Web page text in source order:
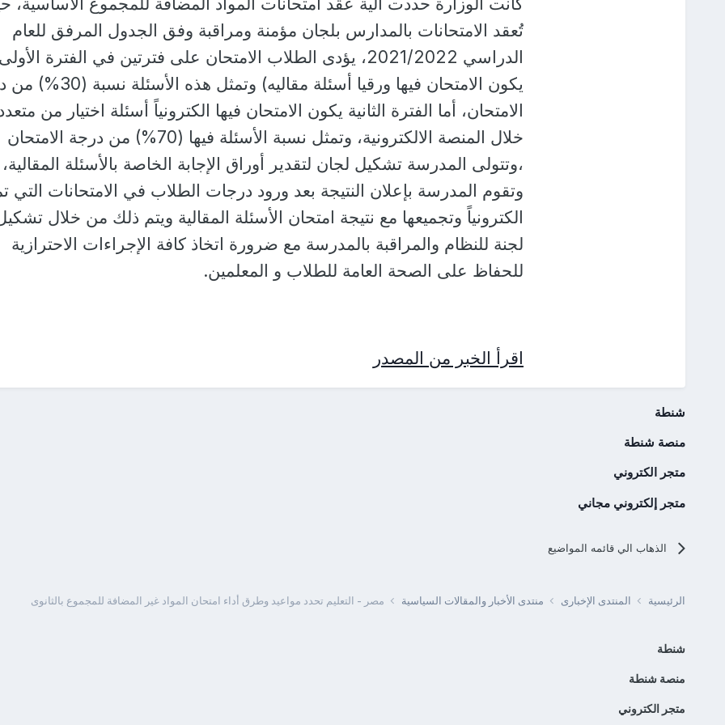
تُعقد الامتحانات بالمدارس بلجان مؤمنة ومراقبة وفق الجدول المرفق للعام
الدراسي 2021/2022، يؤدى الطلاب الامتحان على فترتين في الفترة الأولى
يكون الامتحان فيها ورقيا أسئلة مقاليه) وتمثل
الامتحان، أما الفترة الثانية يكون الامتحان فيها الكترونياً أسئلة اختيار من
خلال المنصة الالكترونية، وتمثل نسبة الأسئلة فيها (70%) من درجة الامتحان
،وتتولى المدرسة تشكيل لجان لتقدير أوراق الإجابة الخاصة بالأسئلة المقالية،
وتقوم المدرسة بإعلان النتيجة بعد ورود درجات الطلاب في الامتحانات التي
الكترونياً وتجميعها مع نتيجة امتحان الأسئلة المقالية ويتم ذلك من خلال
لجنة للنظام والمراقبة بالمدرسة مع ضرورة اتخاذ كافة الإجراءات الاحترازية
للحفاظ على الصحة العامة للطلاب و المعلمين.
اقرأ الخبر من المصدر
شنطة
منصة شنطة
متجر الكتروني
متجر إلكتروني مجاني
الذهاب الي قائمه المواضيع
الرئيسية المنتدى الإخبارى منتدى الأخبار والمقالات السياسية مصر - التعليم تحدد مواعيد وطرق أداء امتحان المواد غير المضافة للمجموع بالثانوى
شنطة
منصة شنطة
متجر الكتروني